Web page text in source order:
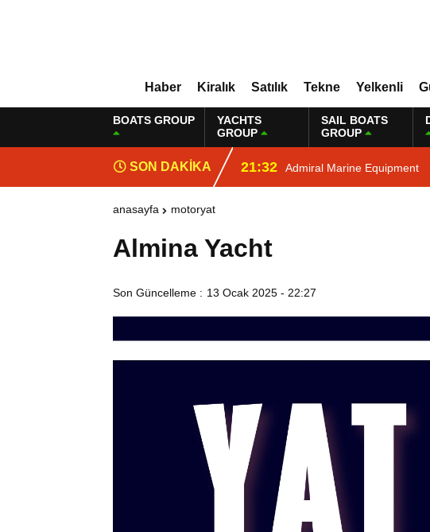
Haber Kiralık Satılık Tekne Yelkenli
BOATS GROUP
YACHTS
GROUP
SAIL BOATS
GROUP
SON DAKİKA 21:32 Admiral Marine Equipment
anasayfa motoryat
Almina Yacht
Son Güncelleme : 13 Ocak 2025 - 22:27